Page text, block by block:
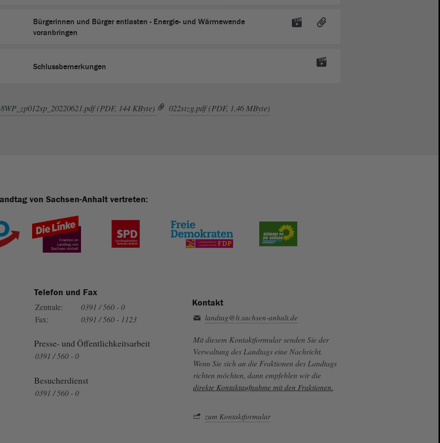
Bürgerinnen und Bürger entlasten - Energie- und Wärmewende
voranbringen
Schlussbemerkungen
8WP_zp012sp_20220621.pdf (PDF, 144 KByte) 022stzg.pdf (PDF, 1,46 MByte)
von Sachsen-Anhalt vertreten:
Telefon und Fax
Zentrale:
0391 / 560 - 0
Fax:
0391 / 560 - 1123
Presse- und Öffentlichkeitsarbeit
0391 / 560 - 0
Besucherdienst
0391 / 560 - 0
Kontakt
landtag@lt.sachsen-anhalt.de
Mit diesem Kontaktformular senden Sie der
Verwaltung des Landtags eine Nachricht.
Wenn Sie sich an die Fraktionen des Landtags
richten möchten, dann empfehlen wir die
direkte Kontaktaufnahme mit den Fraktionen.
zum Kontaktformular